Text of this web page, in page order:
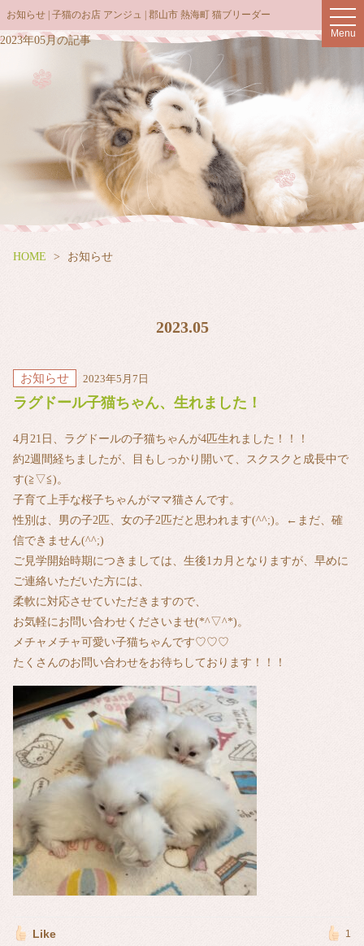
t
o
g
g
n
a
g
a
i
n
Menu
お知らせ | 子猫のお店 アンジュ | 郡山市 熱海町 猫ブリーダー
2023年05月の記事
HOME お知らせ
2023.05
お知らせ 2023年5月7日
ラグドール子猫ちゃん、生れました！
4月21日、ラグドールの子猫ちゃんが4匹生れました！！！
約2週間経ちましたが、目もしっかり開いて、スクスクと成長中で
す(≧▽≦)。
子育て上手な桜子ちゃんがママ猫さんです。
性別は、男の子2匹、女の子2匹だと思われます(^^;)。←まだ、確
信できません(^^;)
ご見学開始時期につきましては、生後1カ月となりますが、早めに
ご連絡いただいた方には、
柔軟に対応させていただきますので、
お気軽にお問い合わせくださいませ(*^▽^*)。
メチャメチャ可愛い子猫ちゃんです♡♡♡
たくさんのお問い合わせをお待ちしております！！！
Like 1